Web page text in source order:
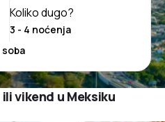
Koliko dugo?
vikend u Meksiku